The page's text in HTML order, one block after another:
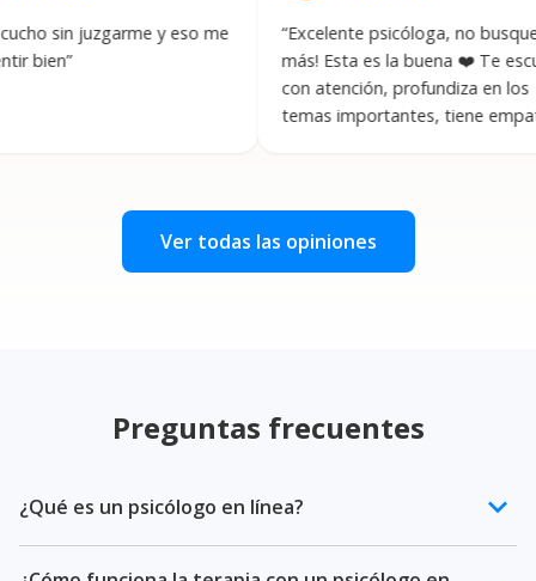
juzgarme y eso me
“Excelente psicóloga, no busques
más! Esta es la buena ❤️ Te escucha
con atención, profundiza en los
temas importantes, tiene empatía,
Ver todas las opiniones
Preguntas frecuentes
¿Qué es un psicólogo en línea? keyboard_arrow_down